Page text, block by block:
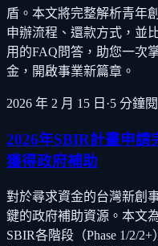
盾。本文將完整解析青年
申辦流程、還款方式，並
用的FAQ問答，助您一次
金，開啟事業新篇章。
2026 年 2 月 15 日 ·5 分鐘
2026年SBIR計畫申請
獲得政府補助
對於尋求資金的台灣新創
鍵的政府補助資源。本文
SBIR各階段（Phase 1/2/